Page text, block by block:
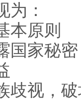
为：
本原则
国家秘
歧视，